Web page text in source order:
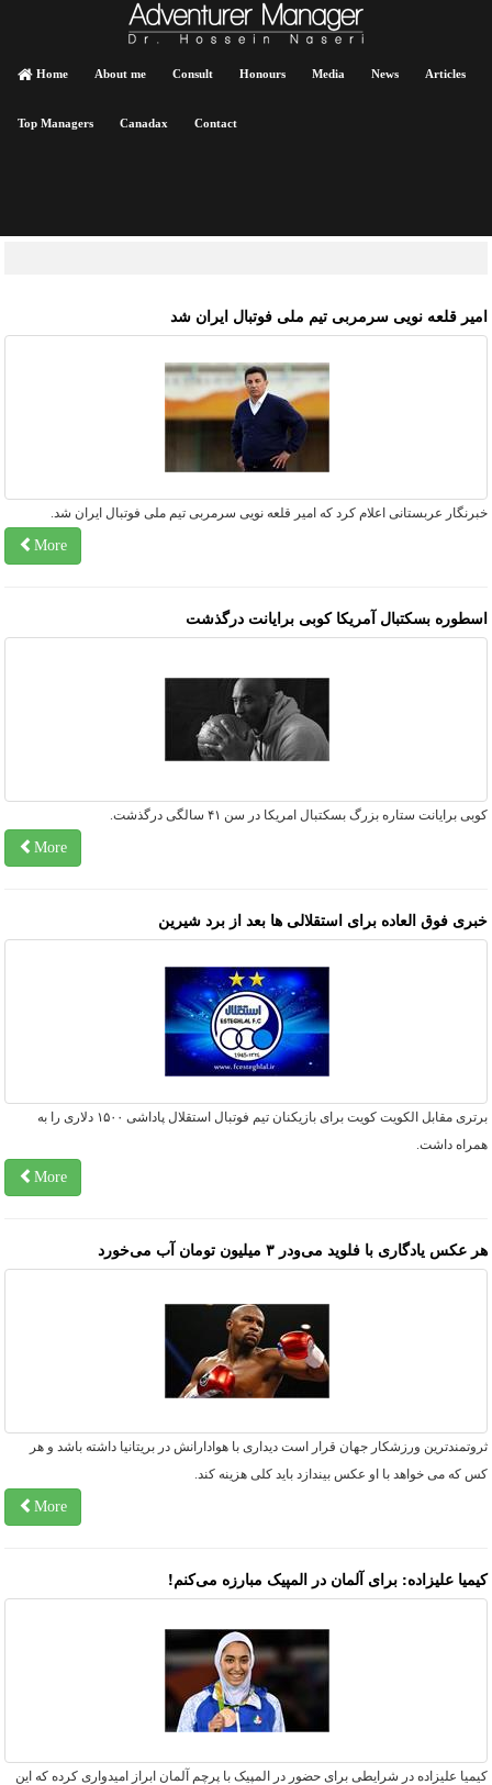
Home About me Consult Honours Media News Articles
Top Managers Canadax Contact
قلعه نویی سرمربی تیم ملی فوتبال ایران شد
عربستانی اعلام کرد که امیر قلعه نویی سرمربی تیم ملی فوتبال ایران شد.
More
بسکتبال آمریکا کوبی برایانت درگذشت
برایانت ستاره بزرگ بسکتبال امریکا در سن ۴۱ سالگی درگذشت.
More
فوق العاده برای استقلالی ها بعد از برد شیرین
برتری مقابل الکویت کویت برای بازیکنان تیم فوتبال استقلال پاداشی ۱۵۰۰ دلاری را به
داشت.
More
عکس یادگاری با فلوید می‌ودر ۳ میلیون تومان آب می‌خورد
ورزشکار جهان قرار است دیداری با هوادارانش در بریتانیا داشته باشد و هر
که می خواهد با او عکس بیندازد باید کلی هزینه کند.
More
علیزاده: برای آلمان در المپیک مبارزه می‌کنم!
علیزاده در شرایطی برای حضور در المپیک با پرچم آلمان ابراز امیدواری کرده که این